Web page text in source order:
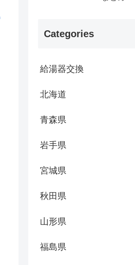
Categories
給湯器交換
北海道
青森県
岩手県
宮城県
秋田県
山形県
福島県